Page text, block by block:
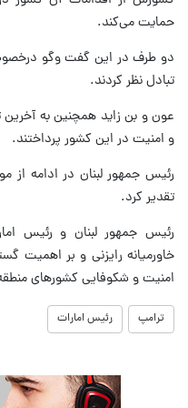
حمایت می‌کند.
دو طرف در این گفت وگو
تبادل نظر کردند.
عون و بن زاید همچنین به آخرین
و امنیت در این کشور پرداختند.
رئیس جمهور لبنان در ادامه از
تقدیر کرد.
رئیس جمهور لبنان و رئیس
خاورمیانه رایزنی و بر اهمیت
امنیت و شکوفایی کشورهای
ترامپ رئیس امارات